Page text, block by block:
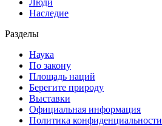
Наследие
Разделы
Наука
По закону
Площадь наций
Берегите природу
Выставки
Официальная информация
Политика конфиденциальности